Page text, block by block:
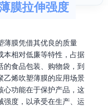
膜拉伸强度
薄膜凭借其优良的质量
本相对低廉等特性，占据
食品包装、购物袋，到
乙烯吹塑薄膜的应用场景
心功能在于保护产品，这
强度，以承受在生产、运